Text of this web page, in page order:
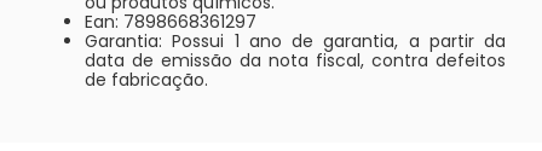
Ean: 7898668361297
Garantia: Possui 1 ano de garantia, a partir da
data de emissão da nota fiscal, contra defeitos
de fabricação.